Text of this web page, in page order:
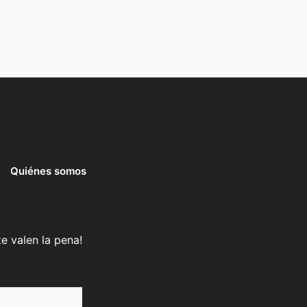
Quiénes somos
valen la pena!